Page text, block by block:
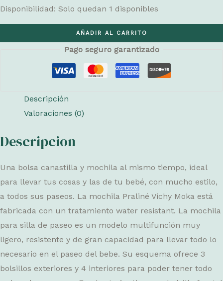
€52,50.
Disponibilidad: Solo quedan 1 disponibles
PRALINÉ
AÑADIR AL CARRITO
Pago seguro garantizado
Descripción
Valoraciones (0)
Descripcion
Una bolsa canastilla y mochila al mismo tiempo, ideal
para llevar tus cosas y las de tu bebé, con mucho estilo,
a todos sus paseos. La mochila Praliné Vichy Moka está
fabricada con un tratamiento water resistant. La mochila
para silla de paseo es un modelo multifunción muy
ligero, resistente y de gran capacidad para llevar todo lo
necesario en el paseo del bebe. Su esquema ofrece 3
bolsillos exteriores y 4 interiores para poder tener todo